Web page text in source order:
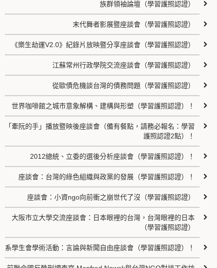
族群領袖論壇（學習護照認證）
末代舞者影展暨座談會（學習護照認證）
《樂生劫運V2.0》紀錄片放映暨分享座談會（學習護照認證）
江蘇常州行政學院交流座談會（學習護照認證）
從歐債危機談台灣的債務問題（學習護照認證）
世界咖啡館之城市意象解構、建構與形塑（學習護照認證）！
「牽阮的手」播放暨映後座談會（備有餐點，請務必報名：學習
護照認證2點）！
2012總統、立委的選後分析座談會（學習護照認證）！
座談會：台灣的綠色組織與政黨的發展（學習護照認證）！
座談會：小資ngo向前衝之崩世代了沒（學習護照認證）
大阪市立大學交流座談會：日本眼裡的台灣，台灣眼裡的日本
（學習護照認證）
系學生會學術活動：言論與新聞自由座談會（學習護照認證）！